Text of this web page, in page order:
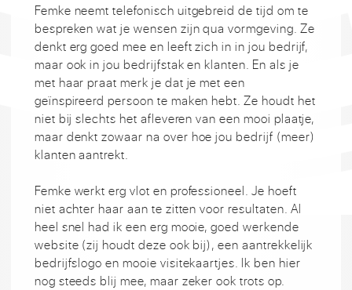
Femke neemt telefonisch uitgebreid de tijd om te
bespreken wat je wensen zijn qua vormgeving. Ze
denkt erg goed mee en leeft zich in in jou bedrijf,
maar ook in jou bedrijfstak en klanten. En als je
met haar praat merk je dat je met een
geïnspireerd persoon te maken hebt. Ze houdt het
niet bij slechts het afleveren van een mooi plaatje,
maar denkt zowaar na over hoe jou bedrijf (meer)
klanten aantrekt.
Femke werkt erg vlot en professioneel. Je hoeft
niet achter haar aan te zitten voor resultaten. Al
heel snel had ik een erg mooie, goed werkende
website (zij houdt deze ook bij), een aantrekkelijk
bedrijfslogo en mooie visitekaartjes. Ik ben hier
nog steeds blij mee, maar zeker ook trots op.